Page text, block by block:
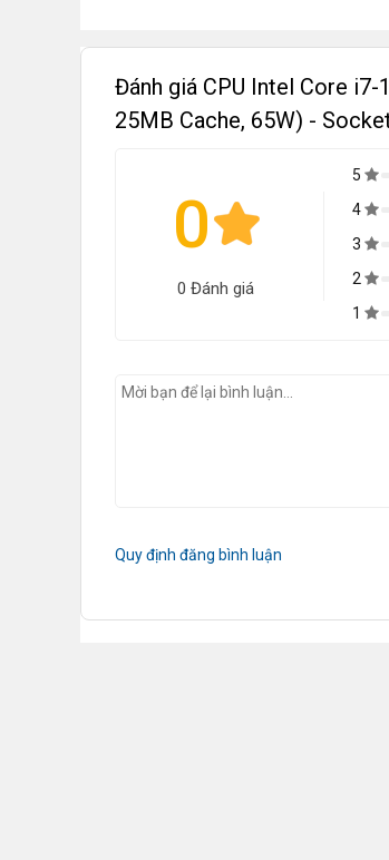
Đánh giá CPU Intel Core i7-
25MB Cache, 65W) -
0
0 Đánh giá
5
4
3
2
1
Quy định đăng bình luận